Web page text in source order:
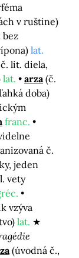
v ruštine)
bez
lat.
lit. diela,
lat. arza (č.
doba)
franc.
č.
jeden
vety
vzýva
lat.
(úvodná č.,